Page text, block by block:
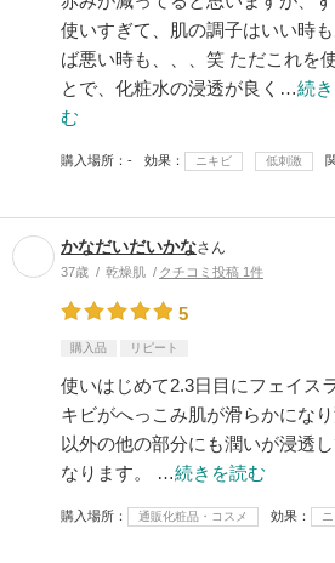
使いすぎて、肌の調子はいい時
ば悪い時も、、、笑 ただこれを
とで、化粧水の浸透が良く…続
む
購入場所 - 効果 ニキビ 低刺激
かなだいだいかなさん
37歳 乾燥肌 クチコミ投稿 1件
5
購入品 リピート
使いはじめて2.3日目にフェイス
キビがへっこみ肌が滑らかにな
以外の他の部分にも潤いが浸透
なります。 …続きを読む
購入場所 通販化粧品・コスメ 効果